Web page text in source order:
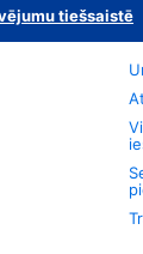
tiešsaistē